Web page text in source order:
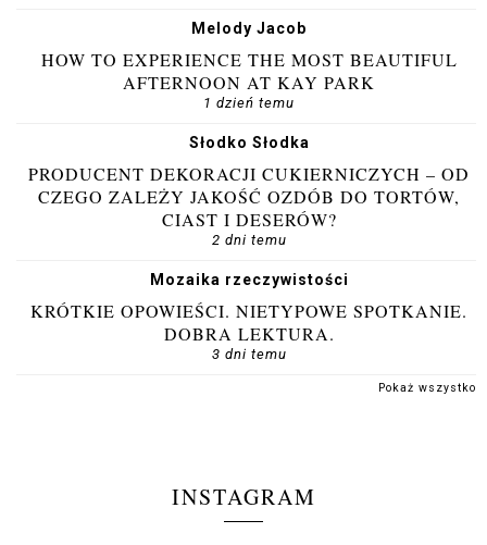
Melody Jacob
HOW TO EXPERIENCE THE MOST BEAUTIFUL
AFTERNOON AT KAY PARK
1 dzień temu
Słodko Słodka
PRODUCENT DEKORACJI CUKIERNICZYCH – OD
CZEGO ZALEŻY JAKOŚĆ OZDÓB DO TORTÓW,
CIAST I DESERÓW?
2 dni temu
Mozaika rzeczywistości
KRÓTKIE OPOWIEŚCI. NIETYPOWE SPOTKANIE.
DOBRA LEKTURA.
3 dni temu
Pokaż wszystko
INSTAGRAM